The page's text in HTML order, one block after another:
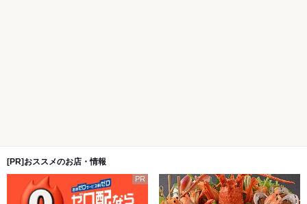
[PR]おススメのお店・情報
PR